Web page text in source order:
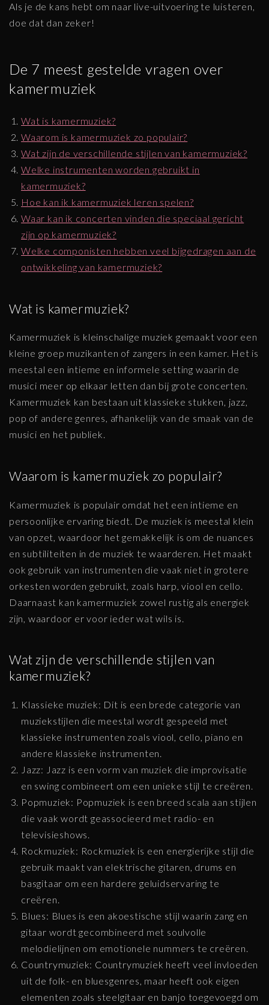
Als je de kans hebt om naar live-uitvoering te luisteren,
doe dat dan zeker!
De 7 meest gestelde vragen over
kamermuziek
Wat is kamermuziek?
Waarom is kamermuziek zo populair?
Wat zijn de verschillende stijlen van kamermuziek?
Welke instrumenten worden gebruikt in
kamermuziek?
Hoe kan ik kamermuziek leren spelen?
Waar kan ik concerten vinden die speciaal gericht
zijn op kamermuziek?
Welke componisten hebben veel bijgedragen aan de
ontwikkeling van kamermuziek?
Wat is kamermuziek?
Kamermuziek is kleinschalige muziek gemaakt voor een
kleine groep muzikanten of zangers in een kamer. Het is
meestal een intieme en informele setting waarin de
musici meer op elkaar letten dan bij grote concerten.
Kamermuziek kan bestaan uit klassieke stukken, jazz,
pop of andere genres, afhankelijk van de smaak van de
musici en het publiek.
Waarom is kamermuziek zo populair?
Kamermuziek is populair omdat het een intieme en
persoonlijke ervaring biedt. De muziek is meestal klein
van opzet, waardoor het gemakkelijk is om de nuances
en subtiliteiten in de muziek te waarderen. Het maakt
ook gebruik van instrumenten die vaak niet in grotere
orkesten worden gebruikt, zoals harp, viool en cello.
Daarnaast kan kamermuziek zowel rustig als energiek
zijn, waardoor er voor ieder wat wils is.
Wat zijn de verschillende stijlen van
kamermuziek?
Klassieke muziek: Dit is een brede categorie van
muziekstijlen die meestal wordt gespeeld met
klassieke instrumenten zoals viool, cello, piano en
andere klassieke instrumenten.
Jazz: Jazz is een vorm van muziek die improvisatie
en swing combineert om een unieke stijl te creëren.
Popmuziek: Popmuziek is een breed scala aan stijlen
die vaak wordt geassocieerd met radio- en
televisieshows.
Rockmuziek: Rockmuziek is een energierijke stijl die
gebruik maakt van elektrische gitaren, drums en
basgitaar om een hardere geluidservaring te
creëren.
Blues: Blues is een akoestische stijl waarin zang en
gitaar wordt gecombineerd met soulvolle
melodielijnen om emotionele nummers te creëren.
Countrymuziek: Countrymuziek heeft veel invloeden
uit de folk- en bluesgenres, maar heeft ook eigen
elementen zoals steelgitaar en banjo toegevoegd om